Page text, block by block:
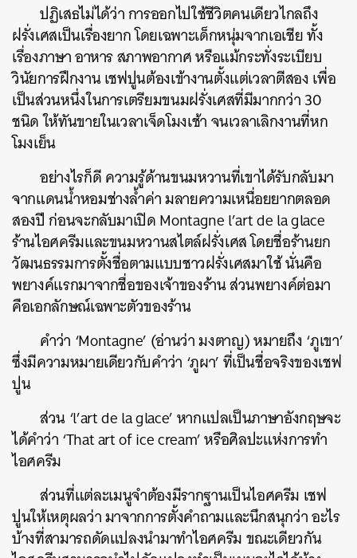
ปฏิเสธไม่ได้ว่า การออกไปใช้ชีวิตคนเดียวไกลถึง
ฝรั่งเศสเป็นเรื่องยาก โดยเฉพาะเด็กหนุ่มจากเอเชีย ทั้ง
เรื่องภาษา อาหาร สภาพอากาศ หรือแม้กระทั่งระเบียบ
วินัยการฝึกงาน เชฟปูนต้องเข้างานตั้งแต่เวลาตีสอง เพื่อ
เป็นส่วนหนึ่งในการเตรียมขนมฝรั่งเศสที่มีมากกว่า 30
ชนิด ให้ทันขายในเวลาเจ็ดโมงเช้า จนเวลาเลิกงานที่หก
โมงเย็น
อย่างไรก็ดี ความรู้ด้านขนมหวานที่เขาได้รับกลับมา
จากแดนน้ำหอมช่างล้ำค่า มลายความเหนื่อยยากตลอด
สองปี ก่อนจะกลับมาเปิด Montagne l’art de la glace
ร้านไอศครีมและขนมหวานสไตล์ฝรั่งเศส โดยชื่อร้านยก
วัฒนธรรมการตั้งชื่อตามแบบชาวฝรั่งเศสมาใช้ นั่นคือ
พยางค์แรกมาจากชื่อของเจ้าของร้าน ส่วนพยางค์ต่อมา
คือเอกลักษณ์เฉพาะตัวของร้าน
คำว่า ‘Montagne’ (อ่านว่า มงตาญ) หมายถึง ‘ภูเขา’
ซึ่งมีความหมายเดียวกับคำว่า ‘ภูผา’ ที่เป็นชื่อจริงของเชฟ
ปูน
ส่วน ‘l’art de la glace’ หากแปลเป็นภาษาอังกฤษจะ
ได้คำว่า ‘That art of ice cream’ หรือศิลปะแห่งการทำ
ไอศครีม
ส่วนที่แต่ละเมนูจำต้องมีรากฐานเป็นไอศครีม เชฟ
ปูนให้เหตุผลว่า มาจากการตั้งคำถามและนึกสนุกว่า อะไร
บ้างที่สามารถดัดแปลงนำมาทำไอศครีม ขณะเดียวกัน